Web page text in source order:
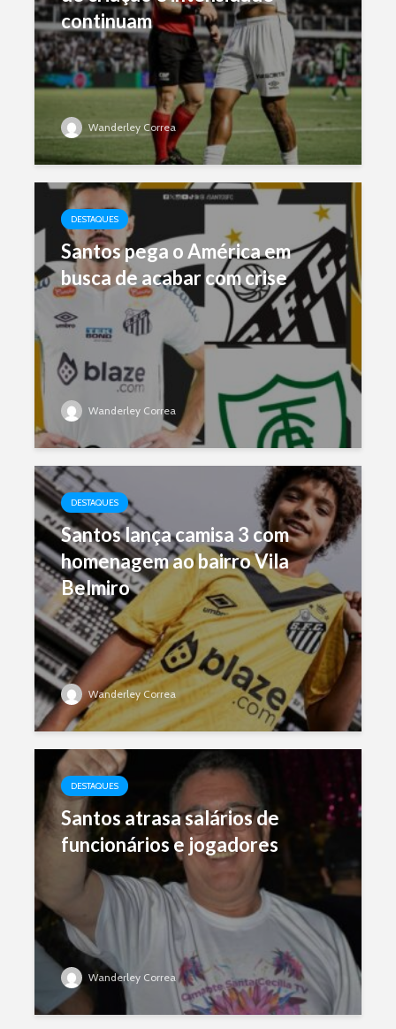
continuam
Wanderley Correa
DESTAQUES
Santos pega o América em
busca de acabar com crise
Wanderley Correa
DESTAQUES
Santos lança camisa 3 com
homenagem ao bairro Vila
Belmiro
Wanderley Correa
DESTAQUES
Santos atrasa salários de
funcionários e jogadores
Wanderley Correa